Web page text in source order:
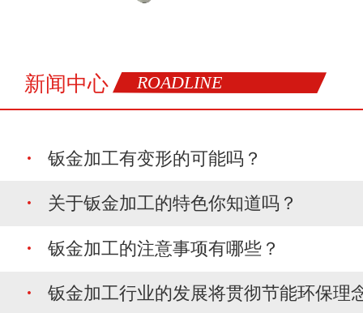
新闻中心 ROADLINE
· 钣金加工有变形的可能吗？
· 关于钣金加工的特色你知道吗？
· 钣金加工的注意事项有哪些？
· 钣金加工行业的发展将贯彻节能环保理